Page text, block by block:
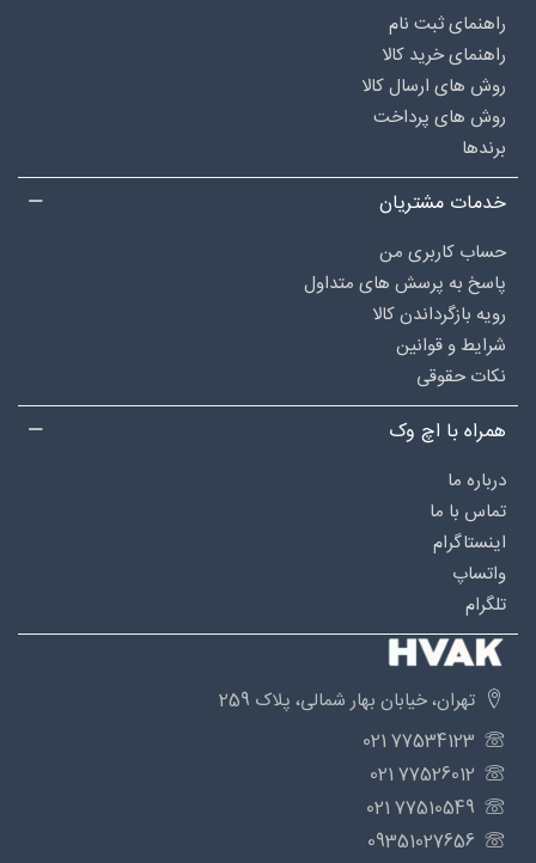
راهنمای ثبت نام
راهنمای خرید کالا
روش های ارسال کالا
روش های پرداخت
برندها
خدمات مشتریان
حساب کاربری من
پاسخ به پرسش های متداول
رویه بازگرداندن کالا
شرایط و قوانین
نکات حقوقی
همراه با اچ وک
درباره‌ ما
تماس با ما
اینستاگرام
واتساپ
تلگرام
تهران، خیابان بهار شمالی، پلاک 259
77534123 021
77526012 021
77510549 021
09351027656